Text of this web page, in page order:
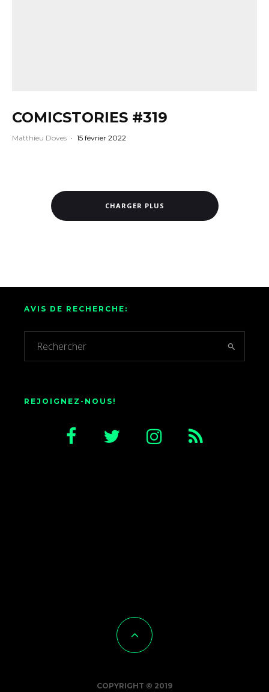
COMICSTORIES #319
Matthieu Doves · 15 février 2022
CHARGER PLUS
AVIS DE RECHERCHE:
REJOIGNEZ-NOUS!
COPYRIGHT © 2019